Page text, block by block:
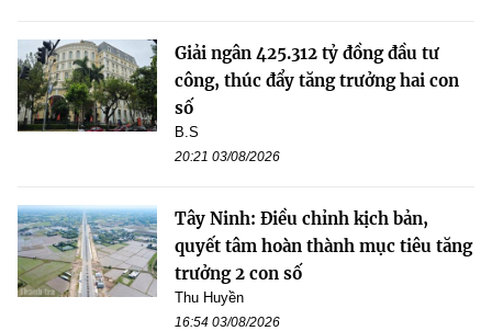
Giải ngân 425.312 tỷ đồng đầu tư
công, thúc đẩy tăng trưởng hai con
số
B.S
20:21 03/08/2026
Tây Ninh: Điều chỉnh kịch bản,
quyết tâm hoàn thành mục tiêu tăng
trưởng 2 con số
Thu Huyền
16:54 03/08/2026